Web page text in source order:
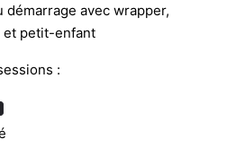
avec wrapper,
et petit-enfant
: